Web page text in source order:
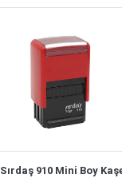
Sırdaş 910 Mini Boy